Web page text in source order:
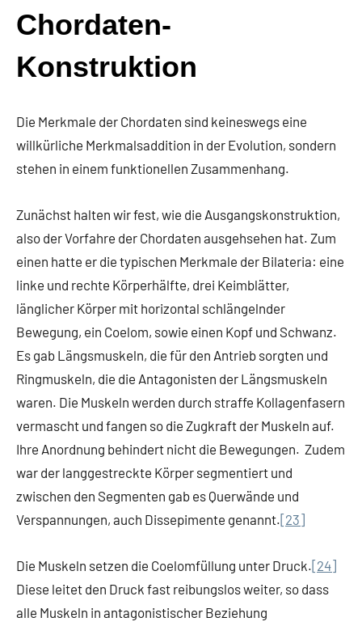
Chordaten-
Konstruktion
Die Merkmale der Chordaten sind keineswegs eine
willkürliche Merkmalsaddition in der Evolution, sondern
stehen in einem funktionellen Zusammenhang.
Zunächst halten wir fest, wie die Ausgangskonstruktion,
also der Vorfahre der Chordaten ausgehsehen hat. Zum
einen hatte er die typischen Merkmale der Bilateria: eine
linke und rechte Körperhälfte, drei Keimblätter,
länglicher Körper mit horizontal schlängelnder
Bewegung, ein Coelom, sowie einen Kopf und Schwanz.
Es gab Längsmuskeln, die für den Antrieb sorgten und
Ringmuskeln, die die Antagonisten der Längsmuskeln
waren. Die Muskeln werden durch straffe Kollagenfasern
vermascht und fangen so die Zugkraft der Muskeln auf.
Ihre Anordnung behindert nicht die Bewegungen. Zudem
war der langgestreckte Körper segmentiert und
zwischen den Segmenten gab es Querwände und
Verspannungen, auch Dissepimente genannt.[23]
Die Muskeln setzen die Coelomfüllung unter Druck.[24]
Diese leitet den Druck fast reibungslos weiter, so dass
alle Muskeln in antagonistischer Beziehung